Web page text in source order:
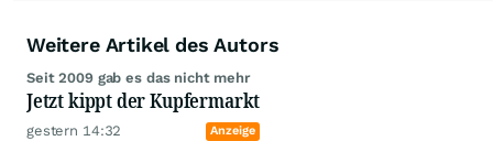
Aktuelle Themen
Flucht aus USA
Investoren schichten Milliarden
nach Europa um